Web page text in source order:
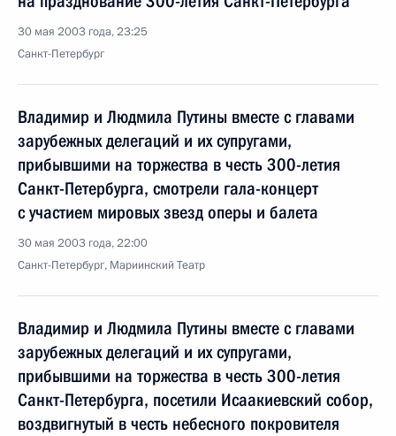
30 мая 2003 года, 23:25
Санкт-Петербург
Владимир и Людмила Путины вместе с главами
зарубежных делегаций и их супругами,
прибывшими на торжества в честь 300-летия
Санкт-Петербурга, смотрели гала-концерт
с участием мировых звезд оперы и балета
30 мая 2003 года, 22:00
Санкт-Петербург, Мариинский Театр
Владимир и Людмила Путины вместе с главами
зарубежных делегаций и их супругами,
прибывшими на торжества в честь 300-летия
Санкт-Петербурга, посетили Исаакиевский собор,
воздвигнутый в честь небесного покровителя